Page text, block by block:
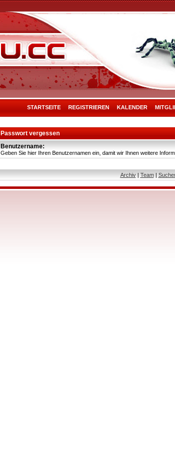
STARTSEITE REGISTRIEREN KALENDER
Passwort vergessen
Benutzername:
Geben Sie hier Ihren Benutzernamen ein, damit wir Ihnen weitere
Archiv| Team|